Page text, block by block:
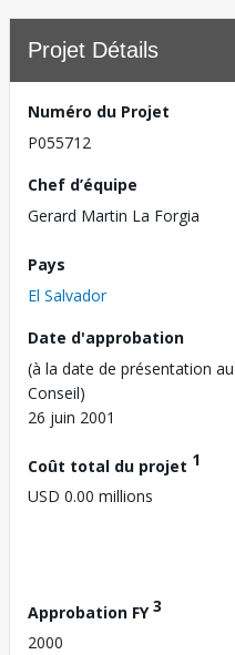
Projet Détails
Numéro du Projet
P055712
Chef d’équipe
Gerard Martin La Forgia
Pays
El Salvador
Date d'approbation
(à la date de présentation au
Conseil)
26 juin 2001
Coût total du projet 1
USD 0.00 millions
Approbation FY3
2000